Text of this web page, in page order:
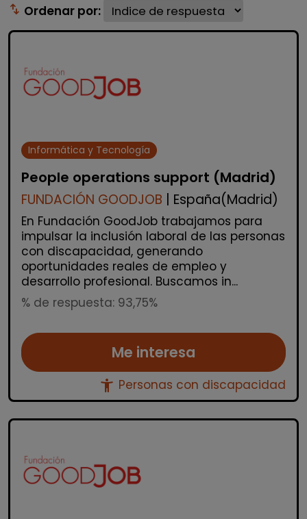
swap_vert Ordenar por:
Informática y Tecnología
People operations support (Madrid)
FUNDACIÓN GOODJOB | España(Madrid)
En Fundación GoodJob trabajamos para
impulsar la inclusión laboral de las personas
con discapacidad, generando
oportunidades reales de empleo y
desarrollo profesional. Buscamos in...
% de respuesta: 93,75%
Me interesa
accessibility_new Personas con discapacidad